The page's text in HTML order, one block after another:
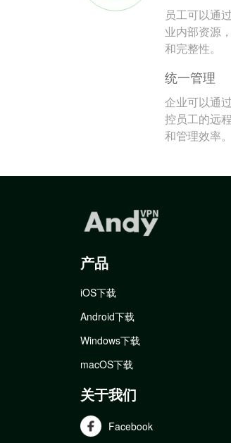
员工可以通
业内部资源
和完整性。
统一管理
企业可以通
控员工的远
和管理效率。
产品
iOS下载
Android下载
Windows下载
macOS下载
关于我们
Facebook